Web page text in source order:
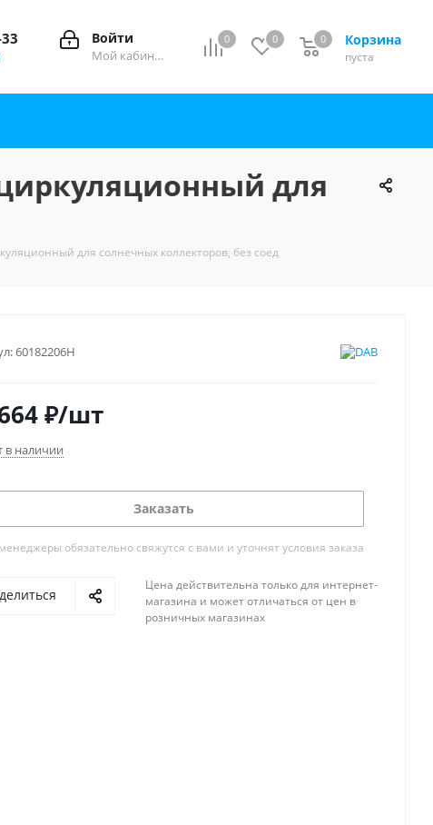
0 0 Корзина
0
пуста
0
Войти
Мой кабинет
(циркуляционный для
для солнечных коллекторов, без соед
60182206H
₽/шт
в наличии
Заказать
обязательно свяжутся с вами и уточнят условия заказа
Цена действительна только для интернет-
магазина и может отличаться от цен в
розничных магазинах